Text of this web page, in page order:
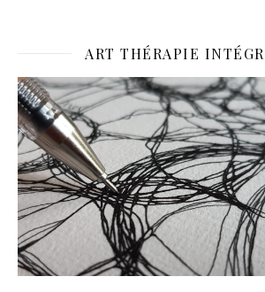
ART THÉRAPIE